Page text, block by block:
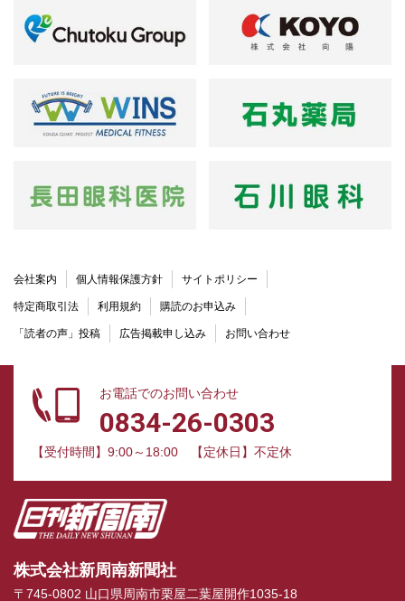
会社案内 個人情報保護方針 サイトポリシー
特定商取引法 利用規約 購読のお申込み
「読者の声」投稿 広告掲載申し込み お問い合わせ
お電話でのお問い合わせ
0834-26-0303
【受付時間】9:00～18:00 【定休日】不定休
株式会社新周南新聞社
〒745-0802 山口県周南市栗屋二葉屋開作1035-18